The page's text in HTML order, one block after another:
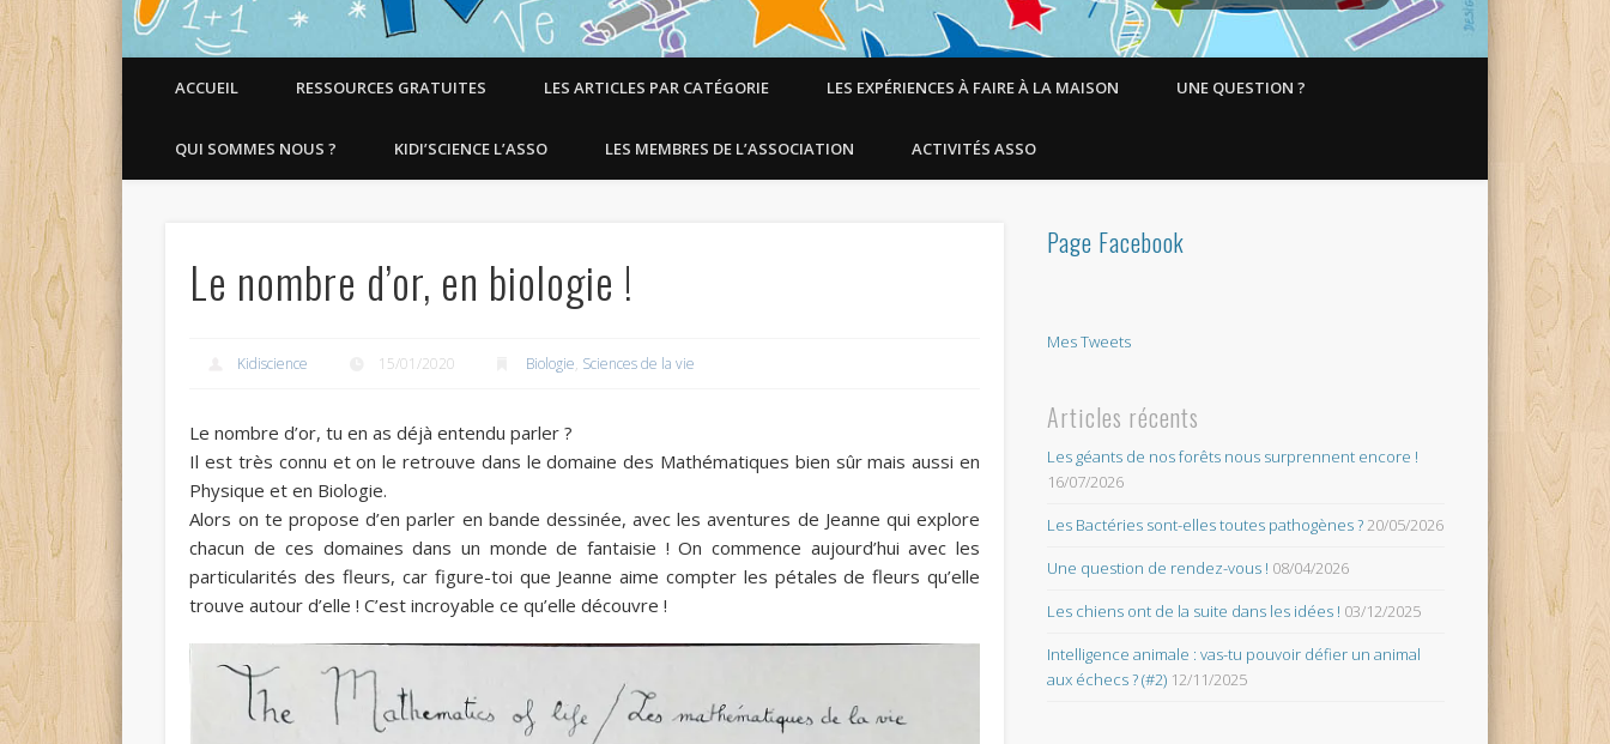
ACCUEIL RESSOURCES GRATUITES LES ARTICLES PAR CATÉGORIE LES EXPÉRIENCES À FAIRE À LA MAISON UNE QUESTION ?
QUI SOMMES NOUS ? KIDI’SCIENCE L’ASSO LES MEMBRES DE L’ASSOCIATION ACTIVITÉS ASSO
Le nombre d’or, en biologie !
Kidiscience 15/01/2020 Biologie, Sciences de la vie
Le nombre d’or, tu en as déjà entendu parler ?
Il est très connu et on le retrouve dans le domaine des Mathématiques bien sûr mais aussi en
Physique et en Biologie.
Alors on te propose d’en parler en bande dessinée, avec les aventures de Jeanne qui explore
chacun de ces domaines dans un monde de fantaisie ! On commence aujourd’hui avec les
particularités des fleurs, car figure-toi que Jeanne aime compter les pétales de fleurs qu’elle
trouve autour d’elle ! C’est incroyable ce qu’elle découvre !
Page Facebook
Mes Tweets
Articles récents
Les géants de nos forêts nous surprennent encore !
16/07/2026
Les Bactéries sont-elles toutes pathogènes ?20/05/2026
Une question de rendez-vous ! 08/04/2026
Les chiens ont de la suite dans les idées ! 03/12/2025
Intelligence animale : vas-tu pouvoir défier un animal
aux échecs ? (#2) 12/11/2025